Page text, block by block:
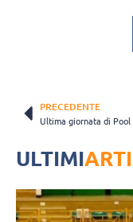
PRECEDENTE
ULTIMI